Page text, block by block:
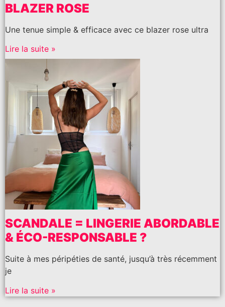
BLAZER ROSE
Une tenue simple & efficace avec ce blazer rose ultra
Lire la suite »
SCANDALE = LINGERIE ABORDABLE
& ÉCO-RESPONSABLE ?
Suite à mes péripéties de santé, jusqu’à très récemment
je
Lire la suite »